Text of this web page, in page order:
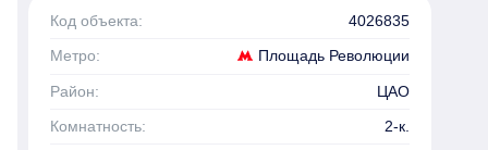
Код объекта: 4026835
Метро: Площадь Революции
Район:
ЦАО
Комнатность:
2-к.